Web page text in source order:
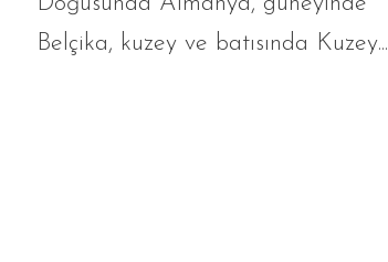
Belçika, kuzey ve batısında Kuzey...